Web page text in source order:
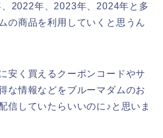
2022年、2023年、2024年と多
の商品を利用していくと思うん
安く買えるクーポンコードやサ
な情報などをブルーマダムのお
信していたらいいのに♪と思いま